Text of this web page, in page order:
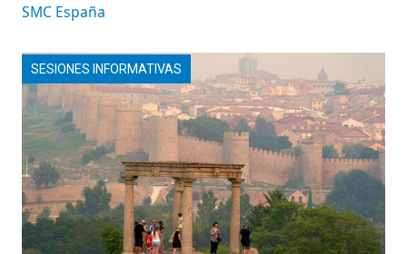
SMC España
SESIONES INFORMATIVAS